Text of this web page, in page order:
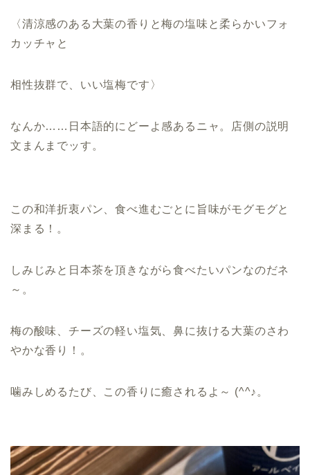
〈清涼感のある大葉の香りと梅の塩味と柔らかいフォ
カッチャと
相性抜群で、いい塩梅です〉
なんか……日本語的にどーよ感あるニャ。店側の説明
文まんまでッす。
この和洋折衷パン、食べ進むごとに旨味がモグモグと
深まる！。
しみじみと日本茶を頂きながら食べたいパンなのだネ
～。
梅の酸味、チーズの軽い塩気、鼻に抜ける大葉のさわ
やかな香り！。
噛みしめるたび、この香りに癒されるよ～ (^^♪。